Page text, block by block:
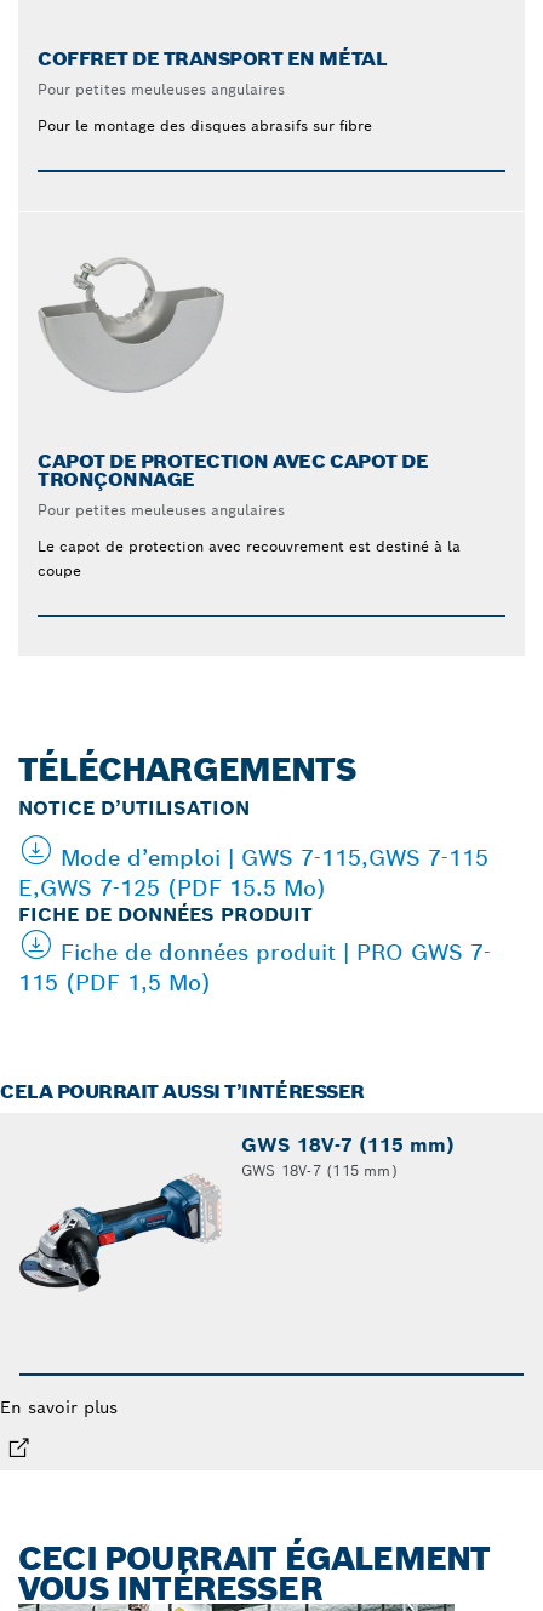
COFFRET DE TRANSPORT EN MÉTAL
Pour petites meuleuses angulaires
Pour le montage des disques abrasifs sur fibre
CAPOT DE PROTECTION AVEC CAPOT DE
TRONÇONNAGE
Pour petites meuleuses angulaires
Le capot de protection avec recouvrement est destiné à la
coupe
TÉLÉCHARGEMENTS
NOTICE D’UTILISATION
Mode d’emploi | GWS 7-115,GWS 7-115
E,GWS 7-125 (PDF 15.5 Mo)
FICHE DE DONNÉES PRODUIT
Fiche de données produit | PRO GWS 7-
115 (PDF 1,5 Mo)
CELA POURRAIT AUSSI T’INTÉRESSER
GWS 18V-7 (115 mm)
GWS 18V-7 (115 mm)
En savoir plus
CECI POURRAIT ÉGALEMENT
VOUS INTÉRESSER